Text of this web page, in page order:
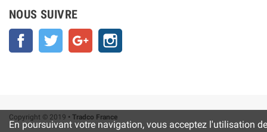
NOUS SUIVRE
Facebook Twitter Google+
Copyright © 2019 • Tradco France
En poursuivant votre navigation, vous acceptez l'utilisation